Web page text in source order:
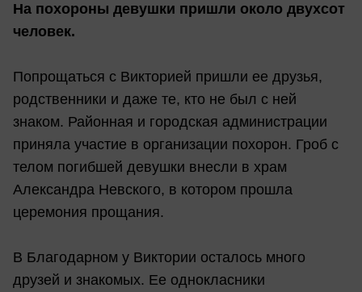
На похороны девушки пришли около двухсот
человек.
Попрощаться с Викторией пришли ее друзья,
родственники и даже те, кто не был с ней
знаком. Районная и городская администрации
приняла участие в организации похорон. Гроб с
телом погибшей девушки внесли в храм
Александра Невского, в котором прошла
церемония прощания.
В Благодарном у Виктории осталось много
друзей и знакомых. Ее однокласники